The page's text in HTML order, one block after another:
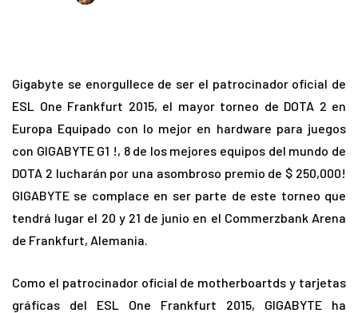
Gigabyte se enorgullece de ser el patrocinador oficial de
ESL One Frankfurt 2015, el mayor torneo de DOTA 2 en
Europa Equipado con lo mejor en hardware para juegos
con GIGABYTE G1 !, 8 de los mejores equipos del mundo de
DOTA 2 lucharán por una asombroso premio de $ 250,000!
GIGABYTE se complace en ser parte de este torneo que
tendrá lugar el 20 y 21 de junio en el Commerzbank Arena
de Frankfurt, Alemania.
Como el patrocinador oficial de motherboartds y tarjetas
gráficas del ESL One Frankfurt 2015, GIGABYTE ha